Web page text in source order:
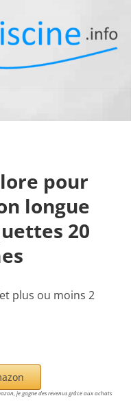
pour
longue
20
plus ou moins 2
je gagne des revenus grâce aux achats